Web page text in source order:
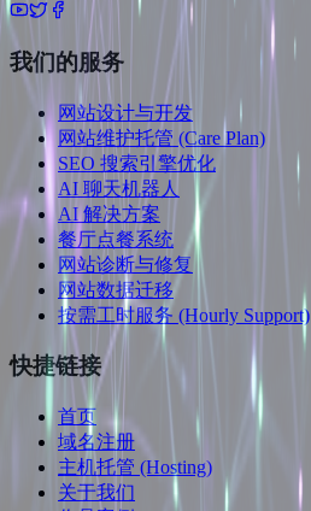
我们的服务
网站设计与开发
网站维护托管 (Care Plan)
SEO 搜索引擎优化
AI 聊天机器人
AI 解决方案
餐厅点餐系统
网站诊断与修复
网站数据迁移
按需工时服务 (Hourly Support)
快捷链接
首页
域名注册
主机托管 (Hosting)
关于我们